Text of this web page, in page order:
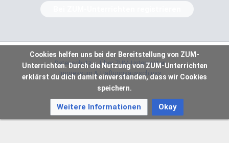
Datenschutz
Über ZUM-Unterrichten
Impressum & Haftungsausschluss
Cookies helfen uns bei der Bereitstellung von ZUM-
Unterrichten. Durch die Nutzung von ZUM-Unterrichten
erklärst du dich damit einverstanden, dass wir Cookies
speichern.
Weitere Informationen Okay